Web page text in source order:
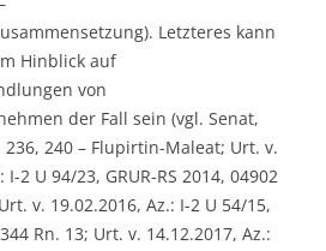
Letzteres kann
Hinblick auf
von
der Fall sein (vgl. Senat,
236, 240 – Flupirtin-Maleat; Urt. v.
I-2 U 94/23, GRUR-RS 2014, 04902
v. 19.02.2016, Az.: I-2 U 54/15,
Rn. 13; Urt. v. 14.12.2017, Az.: